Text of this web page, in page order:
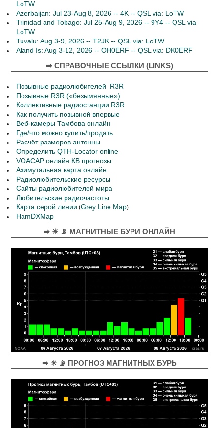
LoTW
Azerbaijan: Jul 23-Aug 8, 2026 -- 4K -- QSL via: LoTW
Trinidad and Tobago: Jul 25-Aug 9, 2026 -- 9Y4 -- QSL via:
LoTW
Tuvalu: Aug 3-9, 2026 -- T2JK -- QSL via: LoTW
Aland Is: Aug 3-12, 2026 -- OH0ERF -- QSL via: DK0ERF
➡ СПРАВОЧНЫЕ ССЫЛКИ (LINKS)
Позывные радиолюбителей R3R
Позывные R3R («безымянные»)
Коллективные радиостанции R3R
Как получить позывной впервые
Веб-камеры Тамбова онлайн
Где/что можно купить/продать
Расчёт размеров антенны
Определить QTH-Locator online
VOACAP онлайн КВ прогнозы
Азимутальная карта онлайн
Радиолюбительские ресурсы
Сайты радиолюбителей мира
Любительские радиочастоты
Карта серой линии (Grey Line Map)
HamDXMap
➡ ☀ 📡 МАГНИТНЫЕ БУРИ ОНЛАЙН
➡ ☀ 📡 ПРОГНОЗ МАГНИТНЫХ БУРЬ